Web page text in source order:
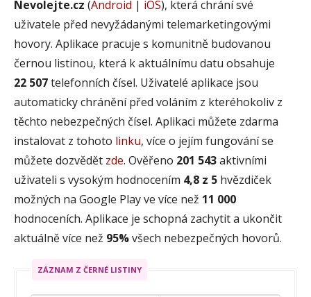
Nevolejte.cz (Android | iOS), která chrání své
uživatele před nevyžádanými telemarketingovými
hovory. Aplikace pracuje s komunitně budovanou
černou listinou, která k aktuálnímu datu obsahuje
22 507telefonních čísel. Uživatelé aplikace jsou
automaticky chránění před voláním z kteréhokoliv z
těchto nebezpečných čísel. Aplikaci můžete zdarma
instalovat z tohoto linku, více o jejím fungování se
můžete dozvědět zde. Ověřeno 201 543aktivními
uživateli s vysokým hodnocením 4,8 z 5 hvězdiček
možných na Google Play ve více než 11 000
hodnoceních. Aplikace je schopná zachytit a ukončit
aktuálně více než 95%všech nebezpečných hovorů.
ZÁZNAM Z ČERNÉ LISTINY